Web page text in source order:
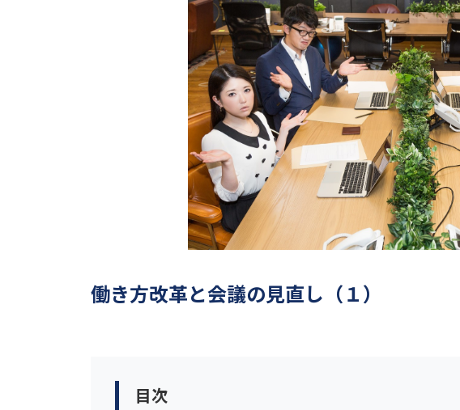
働き方改革と会議の見直し（１）
目次